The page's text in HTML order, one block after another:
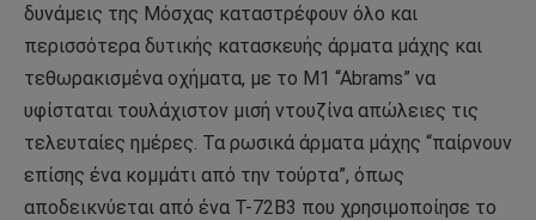
δυνάμεις της Μόσχας καταστρέφουν όλο και
περισσότερα δυτικής κατασκευής άρματα μάχης και
τεθωρακισμένα οχήματα, με το M1 “Abrams” να
υφίσταται τουλάχιστον μισή ντουζίνα απώλειες τις
τελευταίες ημέρες. Τα ρωσικά άρματα μάχης “παίρνουν
επίσης ένα κομμάτι από την τούρτα”, όπως
αποδεικνύεται από ένα T-72B3 που χρησιμοποίησε το